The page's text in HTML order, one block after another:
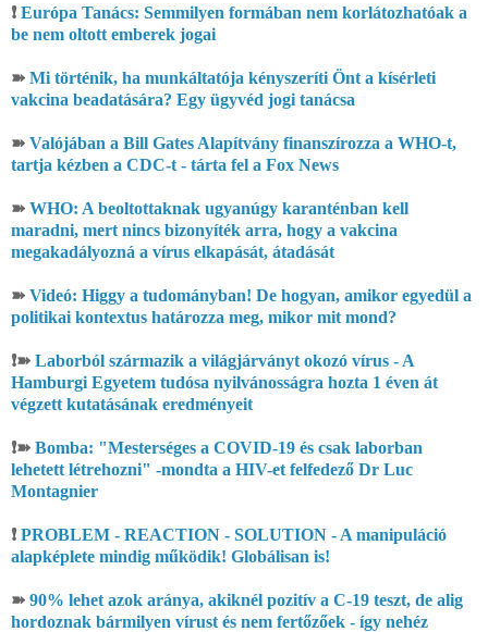
❗ Európa Tanács: Semmilyen formában nem korlátozhatóak a
be nem oltott emberek jogai
➽ Mi történik, ha munkáltatója kényszeríti Önt a kísérleti
vakcina beadatására? Egy ügyvéd jogi tanácsa
➽ Valójában a Bill Gates Alapítvány finanszírozza a WHO-t,
tartja kézben a CDC-t - tárta fel a Fox News
➽ WHO: A beoltottaknak ugyanúgy karanténban kell
maradni, mert nincs bizonyíték arra, hogy a vakcina
megakadályozná a vírus elkapását, átadását
➽ Videó: Higgy a tudományban! De hogyan, amikor egyedül a
politikai kontextus határozza meg, mikor mit mond?
❗➽ Laborból származik a világjárványt okozó vírus - A
Hamburgi Egyetem tudósa nyilvánosságra hozta 1 éven át
végzett kutatásának eredményeit
❗➽ Bomba: "Mesterséges a COVID-19 és csak laborban
lehetett létrehozni" -mondta a HIV-et felfedező Dr Luc
Montagnier
❗ PROBLEM - REACTION - SOLUTION - A manipuláció
alapképlete mindig működik! Globálisan is!
➽ 90% lehet azok aránya, akiknél pozitív a C-19 teszt, de alig
hordoznak bármilyen vírust és nem fertőzőek - így nehéz